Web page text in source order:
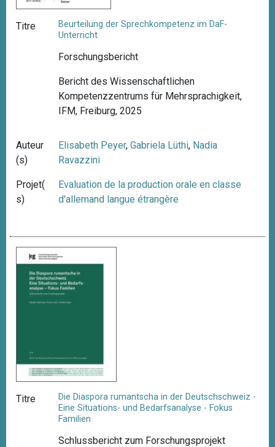
Titre
Beurteilung der Sprechkompetenz im DaF-
Unterricht
Forschungsbericht
Bericht des Wissenschaftlichen
Kompetenzzentrums für Mehrsprachigkeit,
IFM, Freiburg, 2025
Auteur
(s)
Elisabeth Peyer,Gabriela Lüthi, Nadia
Ravazzini
Projet(
s)
Evaluation de la production orale en classe
d'allemand langue étrangère
Titre
Die Diaspora rumantscha in der Deutschschweiz -
Eine Situations- und Bedarfsanalyse - Fokus
Familien
Schlussbericht zum Forschungsprojekt